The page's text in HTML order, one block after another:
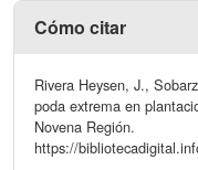
Cómo citar
Rivera Heysen, J.,
poda extrema en
Novena Región.
https://